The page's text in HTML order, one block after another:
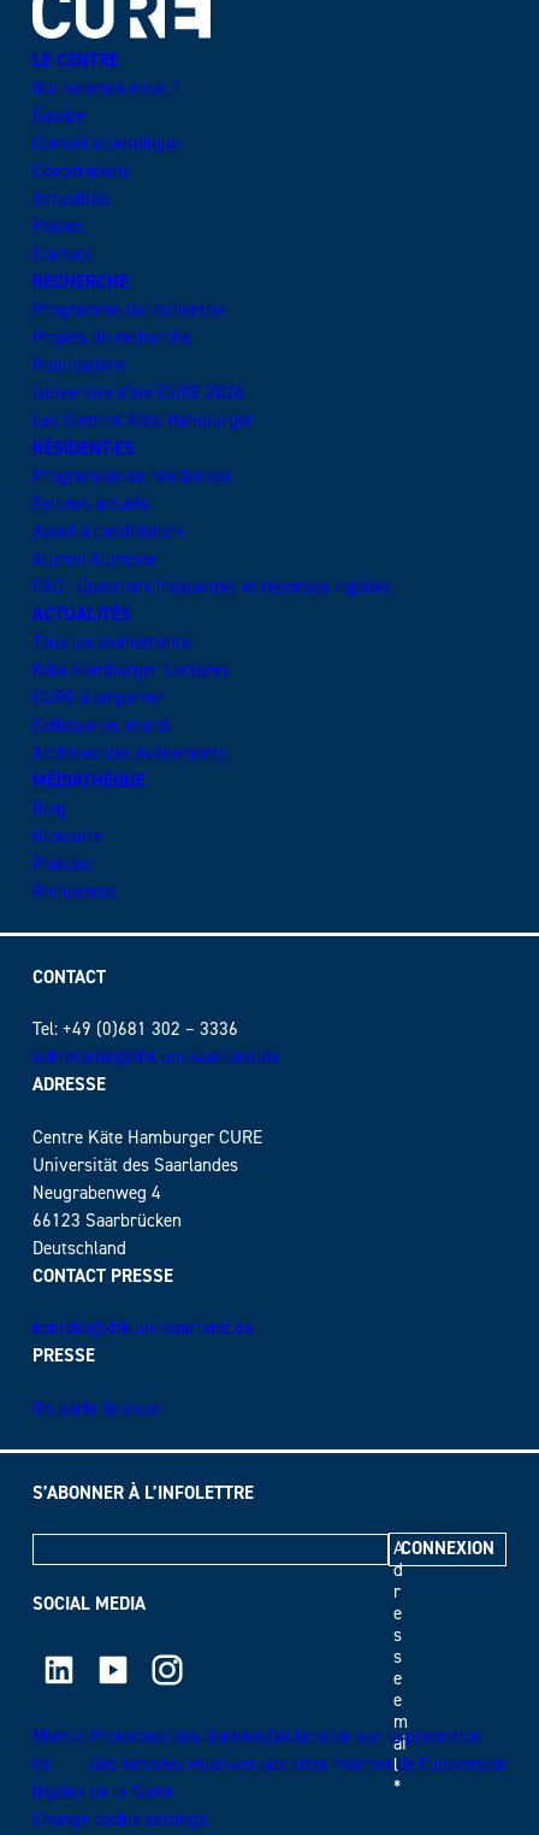
LE CENTRE
Qui sommes-nous ?
Équipe
Conseil scientifique
Coopérations
Actualités
Postes
Contact
RECHERCHE
Programme de recherche
Projets de recherche
Publications
Université d’été CURE 2026
Les Centres Käte Hamburger
RÉSIDENT·ES
Programme de résidences
Fellows actuels
Appel à candidature
Alumni·Alumnae
FAQ : Questions fréquentes et réponses rapides
ACTUALITÉS
Tous les événements
Käte Hamburger Lectures
CURE à emporter
Colloque du mardi
Archives des événements
MÉDIATHÈQUE
Blog
Glossaire
Podcast
Rhinozeros
CONTACT
Tel: +49 (0)681 302 – 3336
sekretariat@khk.uni-saarland.de
ADRESSE
Centre Käte Hamburger CURE
Universität des Saarlandes
Neugrabenweg 4
66123 Saarbrücken
Deutschland
CONTACT PRESSE
kontakt@khk.uni-saarland.de
PRESSE
On parle de nous
S’ABONNER À L’INFOLETTRE
A
d
r
e
s
s
e
e
m
ai
l
*
SOCIAL MEDIA
LinkedIn Youtube Instagram
Mentio
ns
légales
Protection des donnéesDéclaration sur la protection
des données relatives aux sites internet de l’université
de la Sarre
Change cookie settings